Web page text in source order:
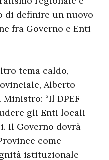
di definire un nuovo
fra Governo e Enti
tema caldo,
Alberto
“Il DPEF
gli Enti locali
Il Governo dovrà
come
istituzionale